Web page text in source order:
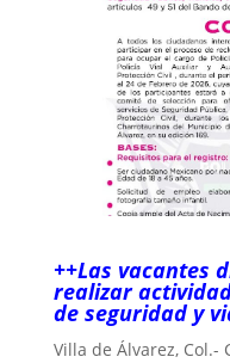
++Las vacantes
realizar
de seguridad y
Villa de Álvarez, Col.-